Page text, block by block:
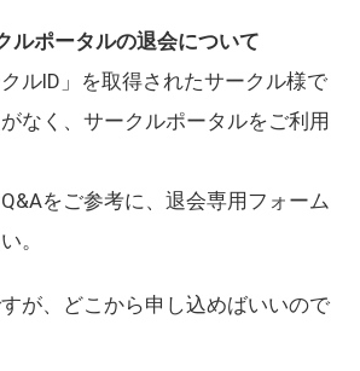
ルポータルの退会について
クルID」を取得されたサークル様で
なく、サークルポータルをご利用
をご参考に、退会専用フォーム
。
が、どこから申し込めばいいので